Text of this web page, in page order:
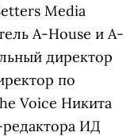
Media
A-House и A-
директор
по
Voice Никита
ИД